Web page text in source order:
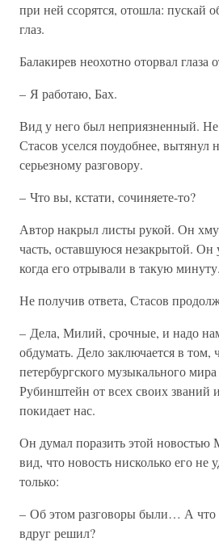
при ней ссорятся, отошла: пускай
глаз.
Балакирев неохотно оторвал глаза
– Я работаю, Бах.
Вид у него был неприязненный.
Стасов уселся поудобнее, вытянул
серьезному разговору.
– Что вы, кстати, сочиняете-то?
Автор накрыл листы рукой. Он
часть, оставшуюся незакрытой.
когда его отрывали в такую минуту.
Не получив ответа, Стасов
– Дела, Милий, срочные, и надо
обдумать. Дело заключается в том,
петербургского музыкального
Рубинштейн от всех своих званий
покидает нас.
Он думал поразить этой новостью
вид, что новость нисколько его не
только:
– Об этом разговоры были… А
вдруг решил?